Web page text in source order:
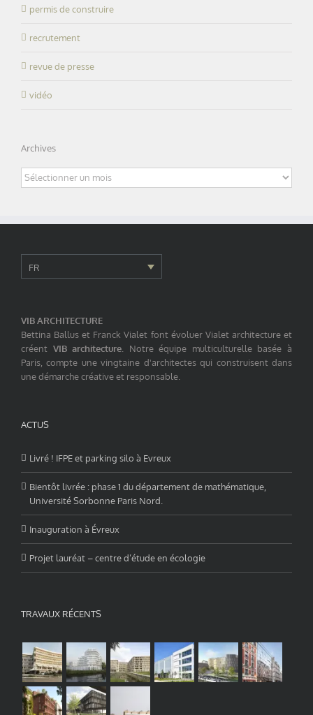
permis de construire
recrutement
revue de presse
vidéo
Archives
Archives
FR
VIB ARCHITECTURE
Bettina Ballus et Franck Vialet font évoluer Vialet architecture et
créent VIB architecture . Notre équipe multiculturelle basée à
Paris, compte une vingtaine d'architectes qui construisent dans
une démarche créative et responsable.
ACTUS
Livré ! IFPE et parking silo à Evreux
Bientôt livrée : phase 1 du département de mathématique,
Université Sorbonne Paris Nord.
Inauguration à Évreux
Projet lauréat – centre d’étude en écologie
TRAVAUX RÉCENTS